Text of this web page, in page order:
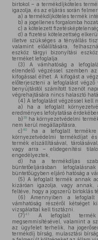
birtokol – a termékdíjköteles
igazolja, és az eljárás során
a) a termékdíjköteles termék
b) a jogellenes forgalomba
c) a kötelezett
d) a fizetési kötelezettség
illetve szükséges a tényállás
valamint előállítására,
eszköz tárgyi bizonyítási
terméket lefoglalja.
(3) A vámhatóság a
elrendelő végzéssel szemben
kifogással élhet. A kifogást a
előterjeszteni a lefoglalást
benyújtástól számított tizenöt
végrehajtására nincs halasztó
(4) A lefoglalást végzéssel kell
a) ha a lefoglalt
eredményes lefolytatása
b) 39 ha környezetvédelmi
nem kerül megállapításra,
c)40
ha a lefoglalt termékre
környezetvédelmi termékdíjat
termék elszállításával,
vagy arra – elidegenítési
engedélyeztek,
d) ha a termékdíjas
büntetőeljárásban
büntetőügyben eljáró hatóság a
(5) A lefoglalt termék annak
kizáróan igazolja, vagy annak,
feltéve, hogy a jogszerű birtoklás
(6) Amennyiben a lefoglalt
vámhatóság részéről kétséget
vizsgálattal kell tisztázni.
(7)41
A lefoglalt termék
megsemmisítésével, valamint a
az ügyfelet terhelik, ha
termékdíj bírság, mulasztási